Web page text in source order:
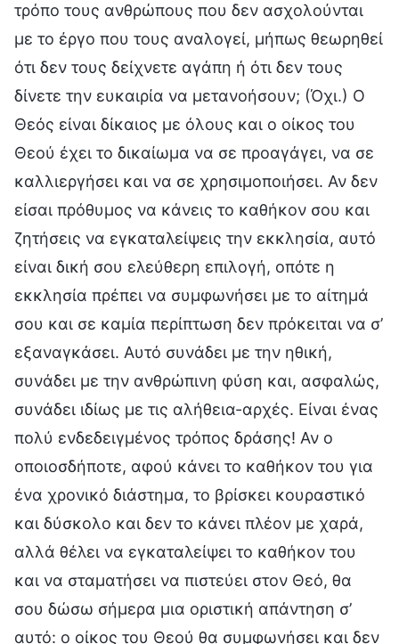
τρόπο τους ανθρώπους που δεν ασχολούνται
με το έργο που τους αναλογεί, μήπως θεωρηθεί
ότι δεν τους δείχνετε αγάπη ή ότι δεν τους
δίνετε την ευκαιρία να μετανοήσουν; (Όχι.) Ο
Θεός είναι δίκαιος με όλους και ο οίκος του
Θεού έχει το δικαίωμα να σε προαγάγει, να σε
καλλιεργήσει και να σε χρησιμοποιήσει. Αν δεν
είσαι πρόθυμος να κάνεις το καθήκον σου και
ζητήσεις να εγκαταλείψεις την εκκλησία, αυτό
είναι δική σου ελεύθερη επιλογή, οπότε η
εκκλησία πρέπει να συμφωνήσει με το αίτημά
σου και σε καμία περίπτωση δεν πρόκειται να σ’
εξαναγκάσει. Αυτό συνάδει με την ηθική,
συνάδει με την ανθρώπινη φύση και, ασφαλώς,
συνάδει ιδίως με τις αλήθεια-αρχές. Είναι ένας
πολύ ενδεδειγμένος τρόπος δράσης! Αν ο
οποιοσδήποτε, αφού κάνει το καθήκον του για
ένα χρονικό διάστημα, το βρίσκει κουραστικό
και δύσκολο και δεν το κάνει πλέον με χαρά,
αλλά θέλει να εγκαταλείψει το καθήκον του
και να σταματήσει να πιστεύει στον Θεό, θα
σου δώσω σήμερα μια οριστική απάντηση σ’
αυτό: ο οίκος του Θεού θα συμφωνήσει και δεν